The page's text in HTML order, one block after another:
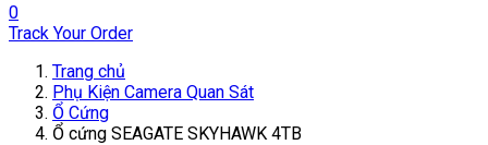
0
Track Your Order
Trang chủ
Phụ Kiện Camera Quan Sát
Ổ Cứng
Ổ cứng SEAGATE SKYHAWK 4TB